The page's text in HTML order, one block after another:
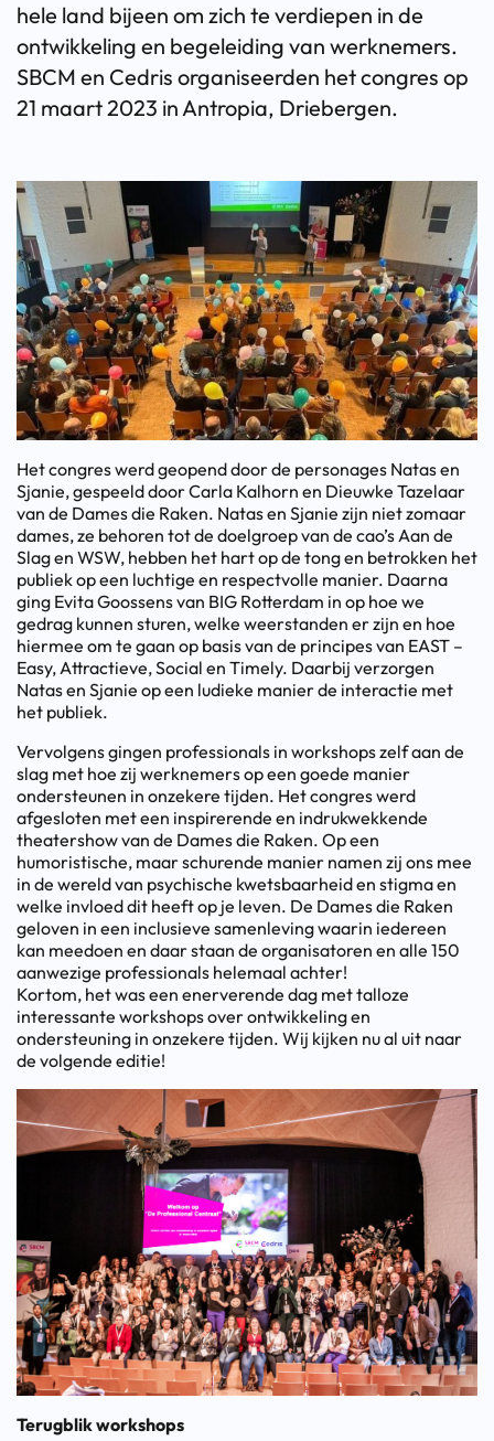
hele land bijeen om zich te verdiepen in de
ontwikkeling en begeleiding van werknemers.
SBCM en Cedris organiseerden het congres op
21 maart 2023 in Antropia, Driebergen.
Het congres werd geopend door de personages Natas en
Sjanie, gespeeld door Carla Kalhorn en Dieuwke Tazelaar
van de Dames die Raken. Natas en Sjanie zijn niet zomaar
dames, ze behoren tot de doelgroep van de cao’s Aan de
Slag en WSW, hebben het hart op de tong en betrokken het
publiek op een luchtige en respectvolle manier. Daarna
ging Evita Goossens van BIG Rotterdam in op hoe we
gedrag kunnen sturen, welke weerstanden er zijn en hoe
hiermee om te gaan op basis van de principes van EAST –
Easy, Attractieve, Social en Timely. Daarbij verzorgen
Natas en Sjanie op een ludieke manier de interactie met
het publiek.
Vervolgens gingen professionals in workshops zelf aan de
slag met hoe zij werknemers op een goede manier
ondersteunen in onzekere tijden. Het congres werd
afgesloten met een inspirerende en indrukwekkende
theatershow van de Dames die Raken. Op een
humoristische, maar schurende manier namen zij ons mee
in de wereld van psychische kwetsbaarheid en stigma en
welke invloed dit heeft op je leven. De Dames die Raken
geloven in een inclusieve samenleving waarin iedereen
kan meedoen en daar staan de organisatoren en alle 150
aanwezige professionals helemaal achter!
Kortom, het was een enerverende dag met talloze
interessante workshops over ontwikkeling en
ondersteuning in onzekere tijden. Wij kijken nu al uit naar
de volgende editie!
Terugblik workshops